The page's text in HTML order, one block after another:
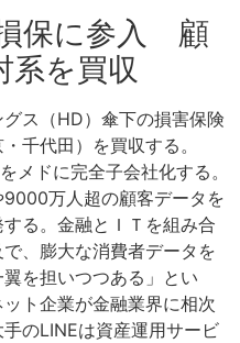
保に参入 顧
系を買収
ス（HD）傘下の損害保険
千代田）を買収する。
メドに完全子会社化する。
万人超の顧客データを
る。金融とＩＴを組み合
、膨大な消費者データを
を担いつつある」とい
ト企業が金融業界に相次
のLINEは資産運用サービ